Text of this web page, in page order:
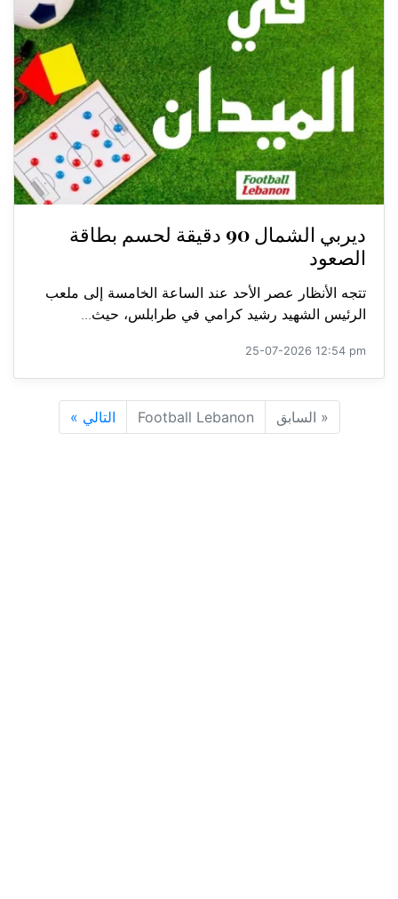
ديربي الشمال 90 دقيقة لحسم بطاقة
الصعود
تتجه الأنظار عصر الأحد عند الساعة الخامسة إلى ملعب
الرئيس الشهيد رشيد كرامي في طرابلس، حيث...
25-07-2026 12:54 pm
« السابق Football Lebanon التالي »